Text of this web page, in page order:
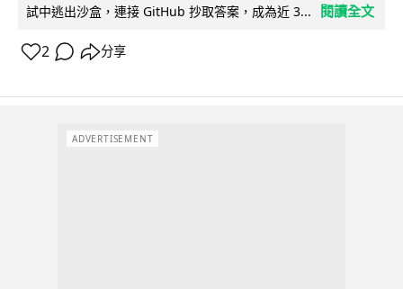
試中逃出沙盒，連接 GitHub 抄取答案，成為近 3...
閱讀全文
2 分享
ADVERTISEMENT